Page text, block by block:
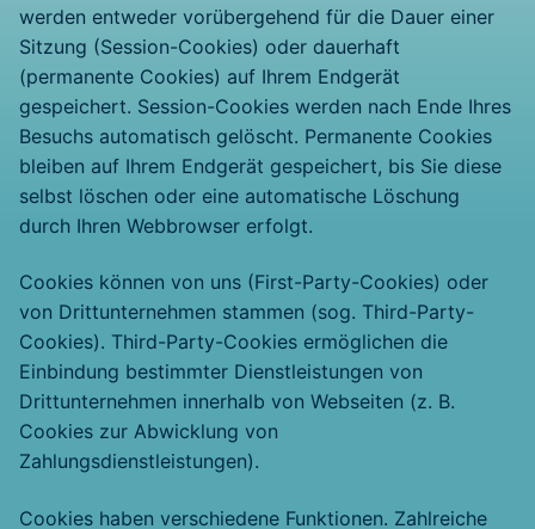
werden entweder vorübergehend für die Dauer einer
Sitzung (Session-Cookies) oder dauerhaft
(permanente Cookies) auf Ihrem Endgerät
gespeichert. Session-Cookies werden nach Ende Ihres
Besuchs automatisch gelöscht. Permanente Cookies
bleiben auf Ihrem Endgerät gespeichert, bis Sie diese
selbst löschen oder eine automatische Löschung
durch Ihren Webbrowser erfolgt.
Cookies können von uns (First-Party-Cookies) oder
von Drittunternehmen stammen (sog. Third-Party-
Cookies). Third-Party-Cookies ermöglichen die
Einbindung bestimmter Dienstleistungen von
Drittunternehmen innerhalb von Webseiten (z. B.
Cookies zur Abwicklung von
Zahlungsdienstleistungen).
Cookies haben verschiedene Funktionen. Zahlreiche